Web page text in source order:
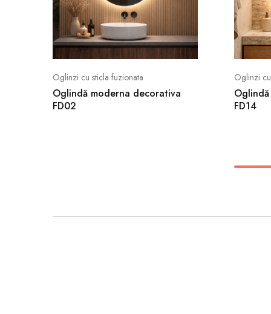
Oglinzi cu sticla fuzionata
Oglindă moderna decorativa
FD02
Oglinzi
FD14